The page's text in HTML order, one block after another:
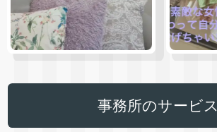
事務所のサービス